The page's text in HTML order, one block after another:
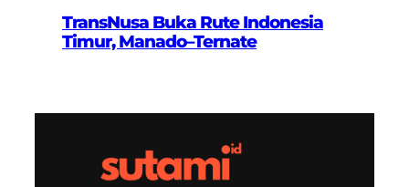
TransNusa Buka Rute Indonesia
Timur, Manado–Ternate